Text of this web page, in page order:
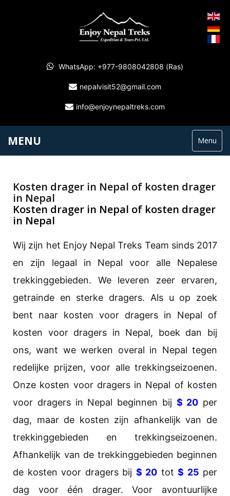
WhatsApp: +977-9808042808 (Ras)
nepalvisit52@gmail.com
info@enjoynepaltreks.com
MENU Menu
Kosten drager in Nepal of kosten drager
in Nepal
Kosten drager in Nepal of kosten drager
in Nepal
Wij zijn het Enjoy Nepal Treks Team sinds 2017
en zijn legaal in Nepal voor alle Nepalese
trekkinggebieden. We leveren zeer ervaren,
getrainde en sterke dragers. Als u op zoek
bent naar kosten voor dragers in Nepal of
kosten voor dragers in Nepal, boek dan bij
ons, want we werken overal in Nepal tegen
redelijke prijzen, voor alle trekkingseizoenen.
Onze kosten voor dragers in Nepal of kosten
voor dragers in Nepal beginnen bij $ 20 per
dag, maar de kosten zijn afhankelijk van de
trekkinggebieden en trekkingseizoenen.
Afhankelijk van de trekkinggebieden beginnen
de kosten voor dragers bij $ 20 tot $ 25 per
dag voor één drager. Voor avontuurlijke